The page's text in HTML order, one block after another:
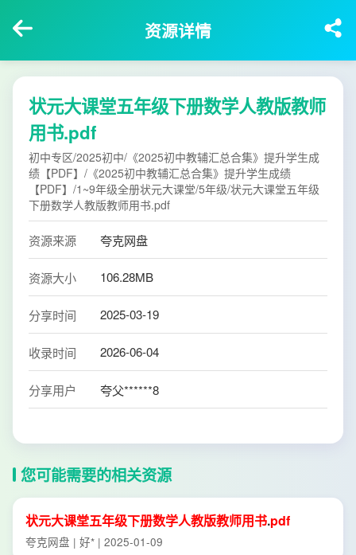
资源详情
状元大课堂五年级下册数学人教版教师
用书.pdf
初中专区/2025初中/《2025初中教辅汇总合集》提升学生成
绩【PDF】/《2025初中教辅汇总合集》提升学生成绩
【PDF】/1~9年级全册状元大课堂/5年级/状元大课堂五年级
下册数学人教版教师用书.pdf
资源来源 夸克网盘
资源大小 106.28MB
分享时间 2025-03-19
收录时间 2026-06-04
分享用户 夸父******8
您可能需要的相关资源
状元大课堂五年级下册数学人教版教师用书.pdf
夸克网盘 | 好* | 2025-01-09